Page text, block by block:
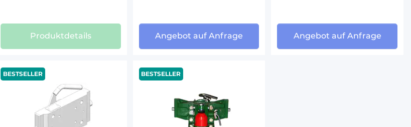
Produktdetails Angebot auf Anfrage Angebot auf Anfrage
BESTSELLER BESTSELLER